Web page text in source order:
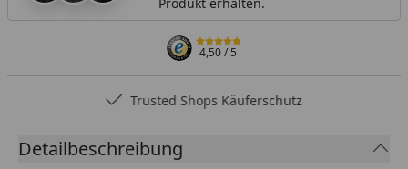
4,50/ 5
Trusted Shops Käuferschutz
Detailbeschreibung